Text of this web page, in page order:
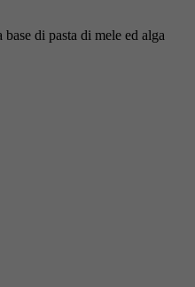
base di pasta di mele ed alga